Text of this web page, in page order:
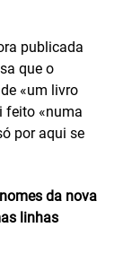
publicada
que o
«um livro
feito «numa
por aqui se
da nova
linhas